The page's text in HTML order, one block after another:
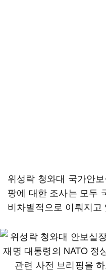
위성락 청와대 국가안
팡에 대한 조사는 모두
비차별적으로 이뤄지